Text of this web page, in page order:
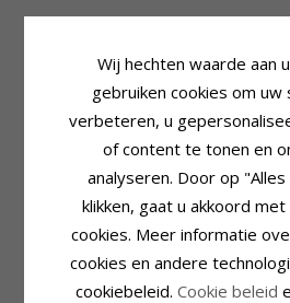
Productinformatie
Rond
Barnsteen
Hanger:Hanger
Edelmetaal:
Geoxideerd Sterlingzilver
Steen
Aantal:
Kleur:
Steen:
Lengte:
Diepte:
Levertijd
Levertijd: 4-5 Weekdagen
Wij hechten waarde aan
gebruiken cookies om
verbeteren, u
of content te tonen en
analyseren. Door op
klikken, gaat u akkoord
cookies. Meer informatie
cookies en andere
cookiebeleid. Cookie beleid